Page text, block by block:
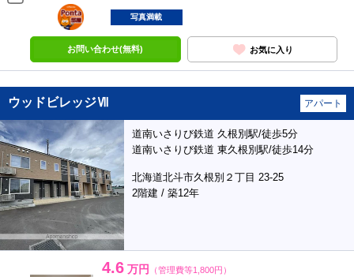
ポンタ
部屋
写真満載
お問い合わせ(無料) お気に入り
ウッドビレッジⅦ アパート
道南いさりび鉄道 久根別駅/徒歩5分
道南いさりび鉄道 東久根別駅/徒歩14分
北海道北斗市久根別２丁目 23-25
2階建 / 築12年
4.6 万円 （管理費等1,800円）